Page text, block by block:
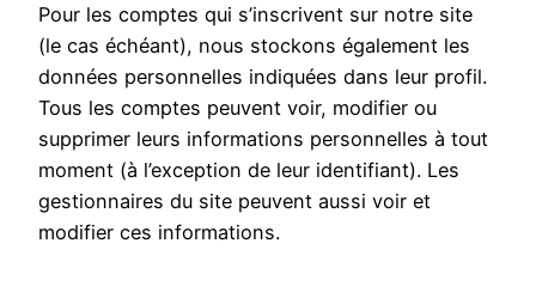
Pour les comptes qui s’inscrivent sur notre site
(le cas échéant), nous stockons également les
données personnelles indiquées dans leur profil.
Tous les comptes peuvent voir, modifier ou
supprimer leurs informations personnelles à tout
moment (à l’exception de leur identifiant). Les
gestionnaires du site peuvent aussi voir et
modifier ces informations.